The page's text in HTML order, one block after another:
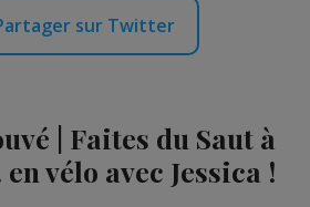
sur Twitter
| Faites du Saut à
vélo avec Jessica !